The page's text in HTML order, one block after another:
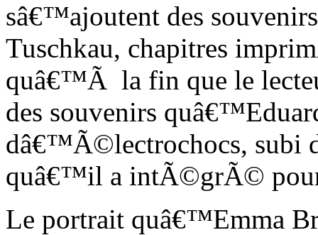
sâ€™ajoutent des
Tuschkau, chapitres
quâ€™Ã la fin que le
des souvenirs
dâ€™Ã©lectrochocs, subi
quâ€™il a intÃ©grÃ©
Le portrait quâ€™Emma